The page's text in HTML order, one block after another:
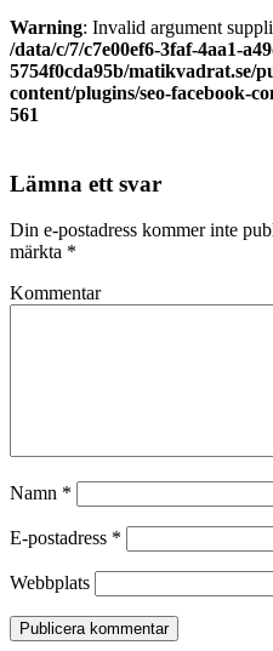
Warning: Invalid argument
/data/c/7/c7e00ef6-3faf-4aa1-
5754f0cda95b/matikvadrat.se/
content/plugins/seo-facebook-
561
Lämna ett svar
Din e-postadress kommer inte
märkta *
Kommentar
Namn *
E-postadress *
Webbplats